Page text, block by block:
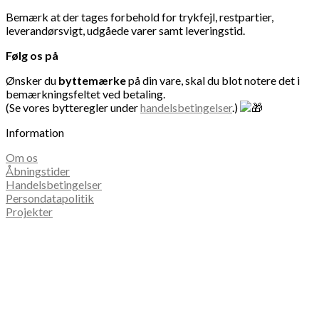
Bemærk at der tages forbehold for trykfejl, restpartier,
leverandørsvigt, udgåede varer samt leveringstid.
Følg os på
Ønsker du byttemærkepå din vare, skal du blot notere det i
bemærkningsfeltet ved betaling.
(Se vores bytteregler underhandelsbetingelser.)
Information
Om os
Åbningstider
Handelsbetingelser
Persondatapolitik
Projekter